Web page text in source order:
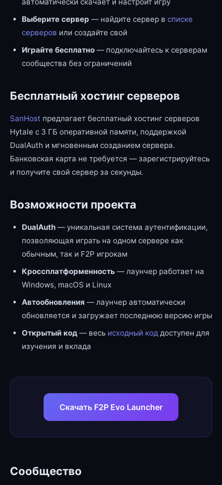
Выберите сервер — найдите сервер в списке
серверов или создайте свой
Играйте бесплатно — подключайтесь к серверам
сообщества без ограничений
Бесплатный хостинг серверов
SanHost предлагает бесплатный хостинг серверов
Hytale с 3 ГБ оперативной памяти, поддержкой
DualAuth и мгновенным созданием сервера.
Банковская карта не требуется — зарегистрируйтесь
и получите свой сервер за секунды.
Возможности проекта
DualAuth — уникальная система аутентификации,
позволяющая играть на одном сервере как
обычным, так и F2P игрокам
Кроссплатформенность — лаунчер работает на
Windows, macOS и Linux
Автообновления — лаунчер автоматически
обновляется и загружает последнюю версию игры
Открытый код — весь исходный код доступен для
изучения и вклада
Скачать F2P Evo Launcher
Сообщество